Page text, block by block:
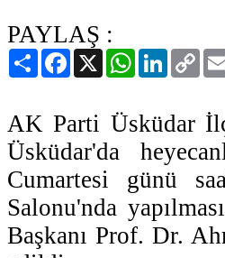
PAYLAŞ :
PaylaşFacebook
X WhatsAppLinkedIn
AK Parti Üsküdar
Üsküdar'da
Cumartesi günü
Salonu'nda
Başkanı Prof. Dr.